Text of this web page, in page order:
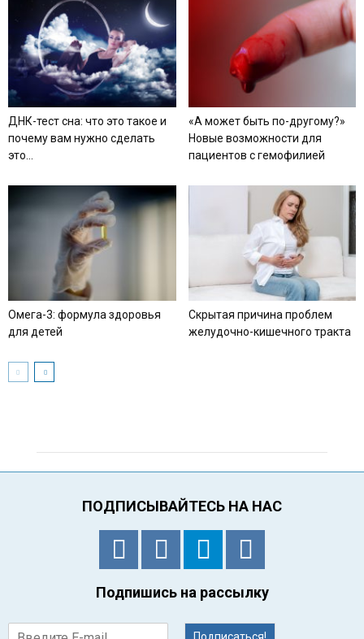
ДНК-тест сна: что это такое и
почему вам нужно сделать
это...
«А может быть по-другому?»
Новые возможности для
пациентов с гемофилией
Омега-3: формула здоровья
для детей
Скрытая причина проблем
желудочно-кишечного тракта
ПОДПИСЫВАЙТЕСЬ НА НАС
Подпишись на рассылку